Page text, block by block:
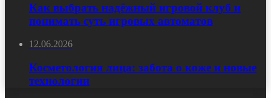
Как выбрать надёжный игровой клуб и
понимать суть игровых автоматов
12.06.2026
Косметология лица: забота о коже и новые
технологии